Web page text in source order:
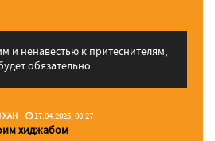
и ненавестью к притеснителям,
обязательно. ...
ХАН 17.04.2025, 00:27
хиджабом